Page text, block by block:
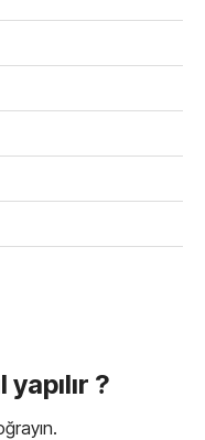
yapılır ?